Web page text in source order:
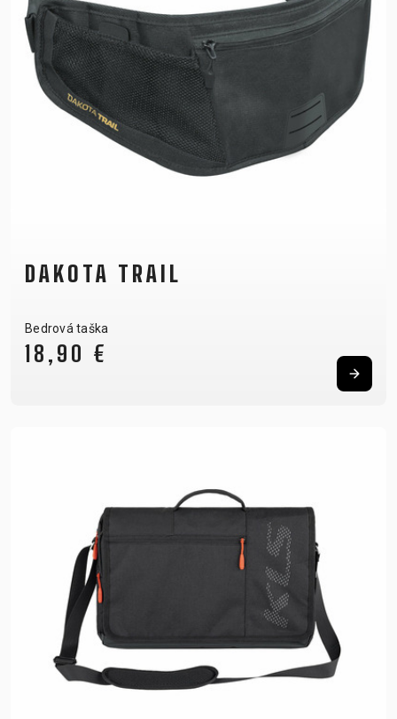
DAKOTA TRAIL
Bedrová taška
18,90 €